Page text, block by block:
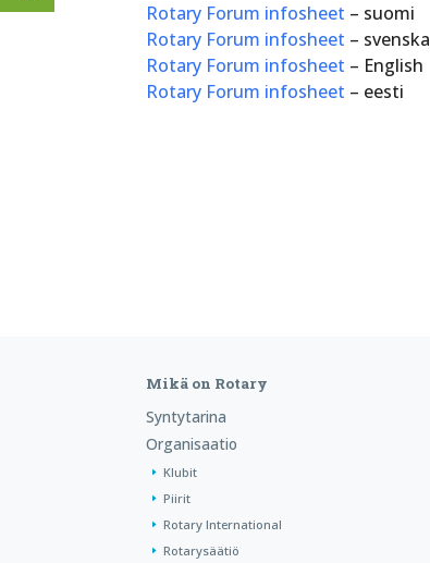
Rotary Forum infosheet – suomi
Rotary Forum infosheet – svenska
Rotary Forum infosheet – English
Rotary Forum infosheet – eesti
Mikä on Rotary
Syntytarina
Organisaatio
Klubit
Piirit
Rotary International
Rotarysäätiö